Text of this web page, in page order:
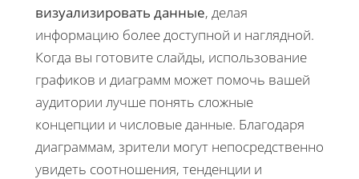
визуализировать данные, делая
информацию более доступной и наглядной.
Когда вы готовите слайды, использование
графиков и диаграмм может помочь вашей
аудитории лучше понять сложные
концепции и числовые данные. Благодаря
диаграммам, зрители могут непосредственно
увидеть соотношения, тенденции и